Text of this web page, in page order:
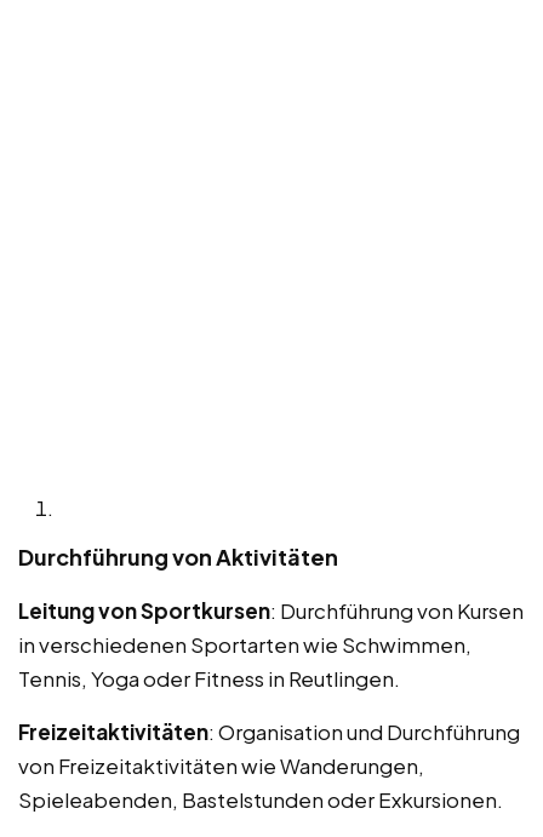
Durchführung von Aktivitäten
Leitung von Sportkursen: Durchführung von Kursen
in verschiedenen Sportarten wie Schwimmen,
Tennis, Yoga oder Fitness in Reutlingen.
Freizeitaktivitäten: Organisation und Durchführung
von Freizeitaktivitäten wie Wanderungen,
Spieleabenden, Bastelstunden oder Exkursionen.